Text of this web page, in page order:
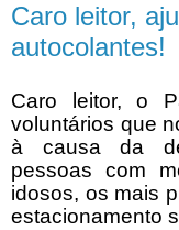
Caro leitor,
autocolantes!
Caro leitor, o
voluntários que
à causa da
pessoas com
idosos, os mais
estacionamento